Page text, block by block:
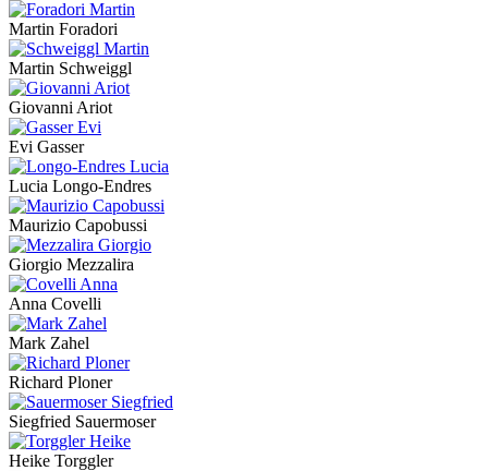
Martin Foradori
Martin Schweiggl
Giovanni Ariot
Evi Gasser
Lucia Longo-Endres
Maurizio Capobussi
Giorgio Mezzalira
Anna Covelli
Mark Zahel
Richard Ploner
Siegfried Sauermoser
Heike Torggler